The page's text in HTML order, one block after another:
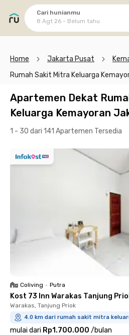
Cari hunianmu
8 Agt 26 - Belum tahu
Home Jakarta Pusat
Rumah Sakit Mitra Keluarga
Apartemen Dekat
Keluarga Kemayoran
1 - 30 dari 141 Apartemen Tersedia
Coliving • Putra
Kost 73 Inn Warakas Tanjung
Warakas, Tanjung Priok
4.0 km dari rumah sakit mitra
mulai dari Rp1.700.000 /bulan